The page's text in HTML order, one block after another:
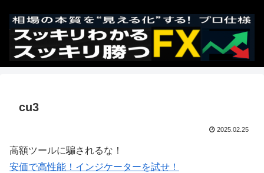
cu3
2025.02.25
高額ツールに騙されるな！
安価で高性能！インジケーターを試せ！